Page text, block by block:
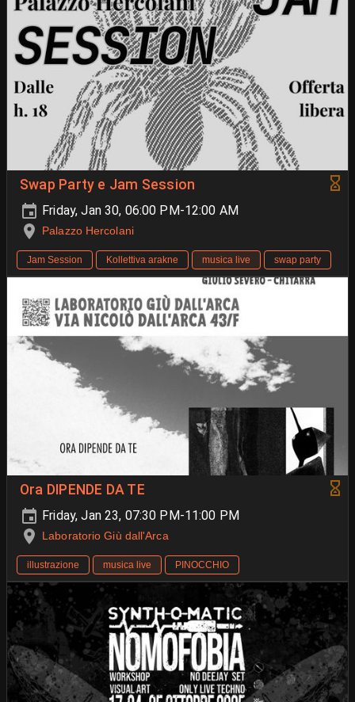
Swap Party e Jam Session
Friday, Jan 30, 06:00 PM-12:00 AM
Palazzo Hercolani
Jam Session Kollettiva arakne musica live swap party
Ora DIPENDE DA TE
Friday, Jan 23, 07:30 PM-11:00 PM
Laboratorio Giù dall'Arca
illustrazione musica live PINOCCHIO